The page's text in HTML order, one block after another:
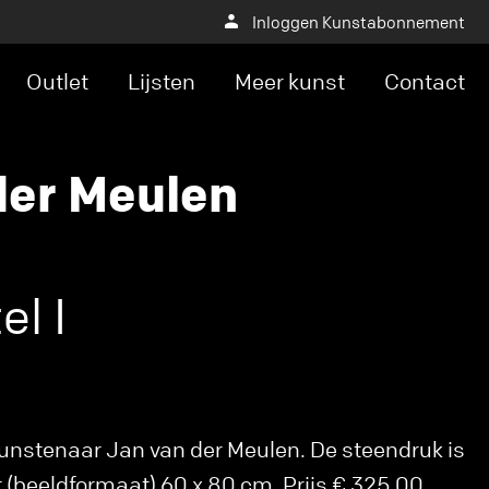
Inloggen Kunstabonnement
Outlet Lijsten Meer kunst Contact
Meulen
I
Jan van der Meulen. De steendruk is